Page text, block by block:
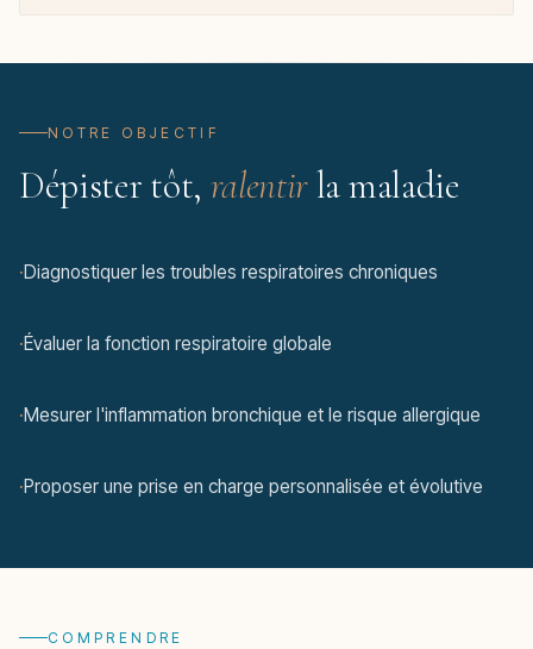
NOTRE OBJECTIF
Dépister tôt, ralentirla maladie
·Diagnostiquer les troubles respiratoires chroniques
·Évaluer la fonction respiratoire globale
·Mesurer l'inflammation bronchique et le risque allergique
·Proposer une prise en charge personnalisée et évolutive
COMPRENDRE